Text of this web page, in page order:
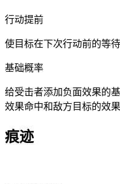
行动提前
使目标在下次行动前的等待
基础概率
给受击者添加负面效果的
效果命中和敌方目标的效
痕迹